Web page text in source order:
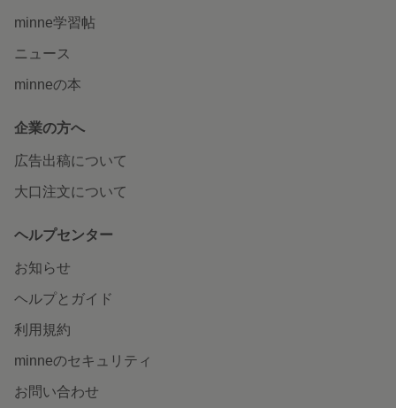
minne学習帖
ニュース
minneの本
企業の方へ
広告出稿について
大口注文について
ヘルプセンター
お知らせ
ヘルプとガイド
利用規約
minneのセキュリティ
お問い合わせ